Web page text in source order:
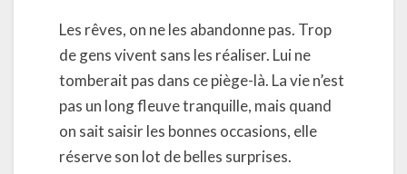
Les rêves, on ne les abandonne pas. Trop
de gens vivent sans les réaliser. Lui ne
tomberait pas dans ce piège-là. La vie n’est
pas un long fleuve tranquille, mais quand
on sait saisir les bonnes occasions, elle
réserve son lot de belles surprises.